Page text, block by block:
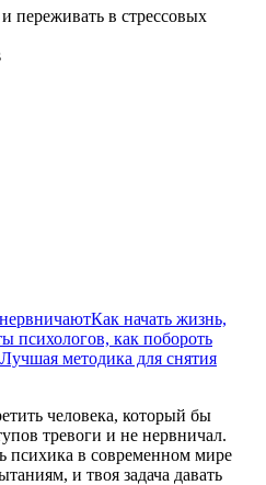
Как начать жизнь,
психологов, как побороть
Лучшая методика для снятия
человека, который бы
тревоги и не нервничал.
психика в современном мире
и твоя задача давать